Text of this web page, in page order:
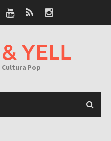
YELL
Cultura Pop